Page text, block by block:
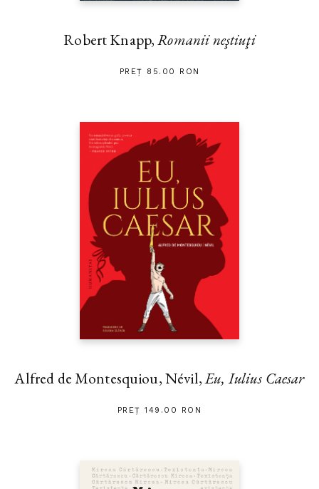
Robert Knapp,Romanii neştiuţi
PREȚ 85.00 RON
Alfred de Montesquiou, Névil,Eu, Iulius Caesar
PREȚ 149.00 RON